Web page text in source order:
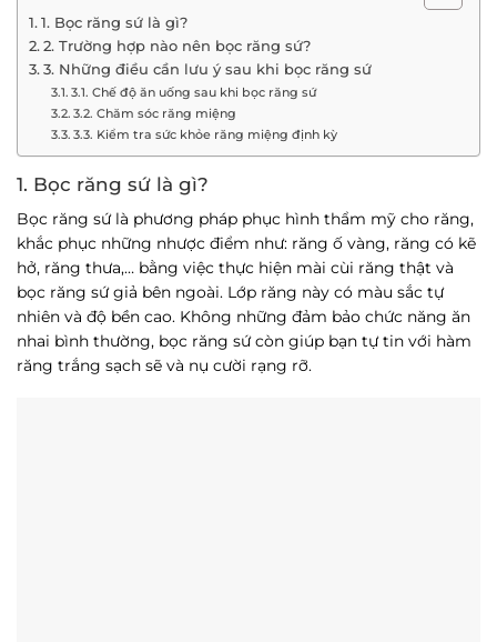
1. Bọc răng sứ là gì?
2. Trường hợp nào nên bọc răng sứ?
3. Những điều cần lưu ý sau khi bọc răng sứ
3.1. Chế độ ăn uống sau khi bọc răng sứ
3.2. Chăm sóc răng miệng
3.3. Kiểm tra sức khỏe răng miệng định kỳ
1. Bọc răng sứ là gì?
Bọc răng sứ là phương pháp phục hình thẩm mỹ cho răng,
khắc phục những nhược điểm như: răng ố vàng, răng có kẽ
hở, răng thưa,… bằng việc thực hiện mài cùi răng thật và
bọc răng sứ giả bên ngoài. Lớp răng này có màu sắc tự
nhiên và độ bền cao. Không những đảm bảo chức năng ăn
nhai bình thường, bọc răng sứ còn giúp bạn tự tin với hàm
răng trắng sạch sẽ và nụ cười rạng rỡ.